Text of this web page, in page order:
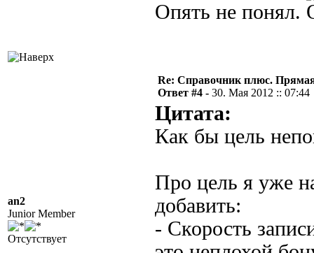
Опять не понял.
an2
Junior Member
Отсутствует
Re: Справочник плюс.
Ответ #4 - 30. Мая 2012 :: 07:44
Цитата:
Как бы цель
Про цель я уже
добавить:
- Скорость